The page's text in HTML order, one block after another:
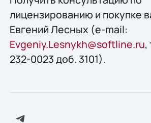
лицензированию и покупке
Евгений Лесных (e-mail:
Evgeniy.Lesnykh@softline.ru,
232-0023 доб. 3101).